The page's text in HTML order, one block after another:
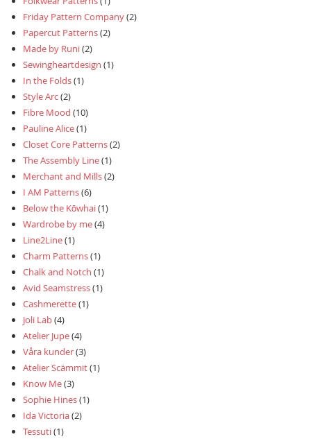
Friday Pattern Company(2)
Papercut Patterns(2)
Made by Runi(2)
Sewingheartdesign (1)
In the Folds(1)
Style Arc(2)
Fibre Mood (10)
Pauline Alice(1)
Closet Core Patterns(2)
The Assembly Line(1)
Merchant and Mills(2)
I AM Patterns(6)
Below the Kōwhai(1)
Wardrobe by me(4)
Line2Line(1)
Charm Patterns(1)
Chalk and Notch (1)
Avid Seamstress(1)
Cashmerette(1)
Joli Lab(4)
Atelier Jupe(4)
Våra kunder(3)
Atelier Scämmit(1)
Know Me(3)
Sophie Hines(1)
Ida Victoria(2)
Tessuti(1)